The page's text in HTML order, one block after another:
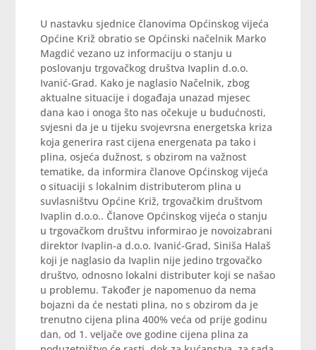
U nastavku sjednice članovima Općinskog vijeća
Općine Križ obratio se Općinski načelnik Marko
Magdić vezano uz informaciju o stanju u
poslovanju trgovačkog društva Ivaplin d.o.o.
Ivanić-Grad. Kako je naglasio Načelnik, zbog
aktualne situacije i događaja unazad mjesec
dana kao i onoga što nas očekuje u budućnosti,
svjesni da je u tijeku svojevrsna energetska kriza
koja generira rast cijena energenata pa tako i
plina, osjeća dužnost, s obzirom na važnost
tematike, da informira članove Općinskog vijeća
o situaciji s lokalnim distributerom plina u
suvlasništvu Općine Križ, trgovačkim društvom
Ivaplin d.o.o.. Članove Općinskog vijeća o stanju
u trgovačkom društvu informirao je novoizabrani
direktor Ivaplin-a d.o.o. Ivanić-Grad, Siniša Halaš
koji je naglasio da Ivaplin nije jedino trgovačko
društvo, odnosno lokalni distributer koji se našao
u problemu. Također je napomenuo da nema
bojazni da će nestati plina, no s obzirom da je
trenutno cijena plina 400% veća od prije godinu
dan, od 1. veljače ove godine cijena plina za